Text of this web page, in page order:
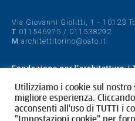
Via Giovanni Giolitti, 1 - 10123
T 011546975 / 011538292
M architettitorino@oato.it
Fondazione per l'architettura /
Designed by quattrolinee.it
Cookie Policy
Utilizziamo i cookie sul
migliore esperienza.
acconsenti all'uso di TUTTI i